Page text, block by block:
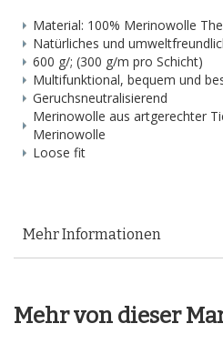
Material: 100% Merinowolle
Natürliches und
600 g/; (300 g/m pro Schicht)
Multifunktional, bequem und
Geruchsneutralisierend
Merinowolle aus artgerechter
Merinowolle
Loose fit
Mehr Informationen
Mehr von dieser